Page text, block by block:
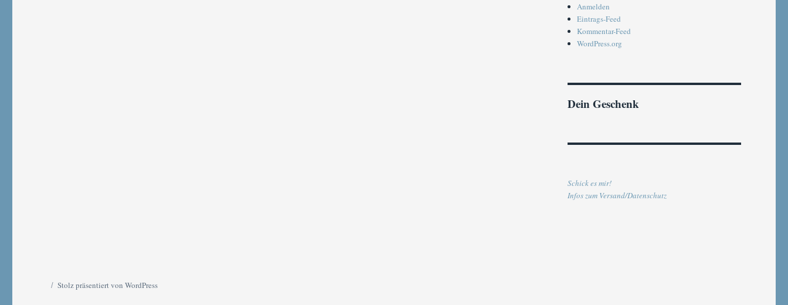
Anmelden
Eintrags-Feed
Kommentar-Feed
WordPress.org
Dein Geschenk
Schick es mir!
Infos zum Versand/Datenschutz
Stolz präsentiert von WordPress